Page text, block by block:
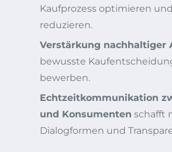
Kaufprozess optimieren
reduzieren.
Verstärkung nachhaltiger
bewusste
bewerben.
Echtzeitkommunikation
und Konsumenten schafft
Dialogformen und